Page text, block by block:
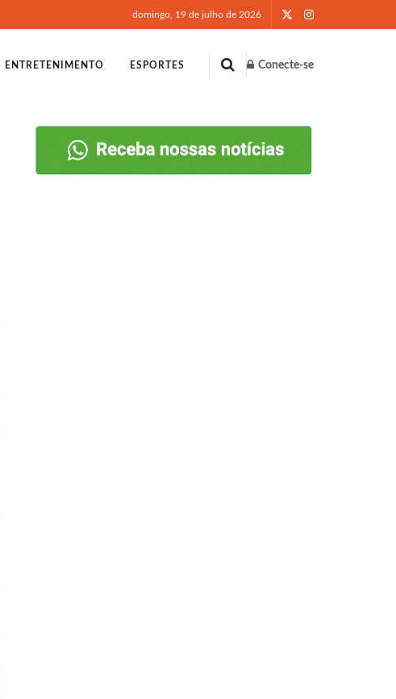
domingo, 19 de julho de 2026
ENTRETENIMENTO ESPORTES Conecte-se